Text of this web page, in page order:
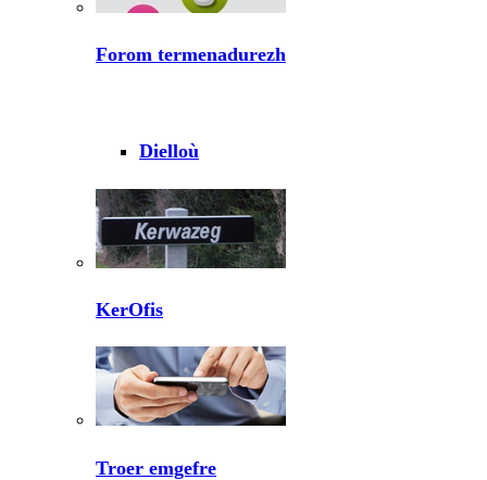
Forom termenadurezh
Dielloù
KerOfis
Troer emgefre